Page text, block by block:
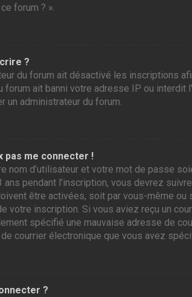
forum ? ».
?
du forum ait désactivé les inscriptions
forum ait banni votre adresse IP ou
un administrateur du forum.
pas me connecter !
nom d’utilisateur et votre mot de passe
pendant l’inscription, vous devrez
être activées, soit par vous-même
votre inscription. Si vous aviez reçu un
spécifié une mauvaise adresse de
courrier électronique que vous avez
?